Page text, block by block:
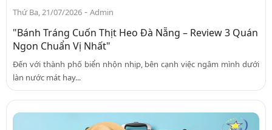
Thứ Ba, 21/07/2026 - Admin
"Bánh Tráng Cuốn Thịt Heo Đà Nẵng – Review 3 Quán
Ngon Chuẩn Vị Nhất"
Đến với thành phố biển nhộn nhịp, bên cạnh việc ngâm mình dưới
làn nước mát hay...